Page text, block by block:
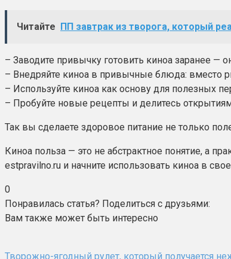
Читайте ПП завтрак из творога, который
– Заводите привычку готовить киноа заранее —
– Внедряйте киноа в привычные блюда: вместо
– Используйте киноа как основу для полезных
– Пробуйте новые рецепты и делитесь
Так вы сделаете здоровое питание не только
Киноа польза — это не абстрактное понятие, а
estpravilno.ru и начните использовать киноа в
0
Понравилась статья? Поделиться с друзьями:
Вам также может быть интересно
Творожно-ягодный рулет, который получается